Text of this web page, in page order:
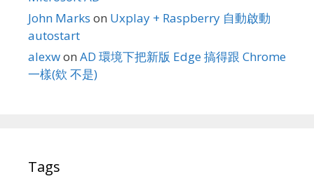
John Marks on Uxplay + Raspberry 自動啟動
autostart
alexwon AD 環境下把新版 Edge 搞得跟 Chrome
一樣(欸 不是)
Tags